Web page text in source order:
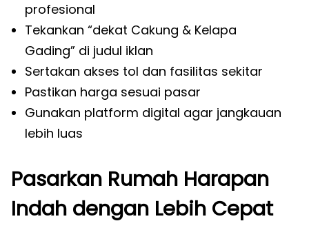
profesional
Tekankan “dekat Cakung & Kelapa
Gading” di judul iklan
Sertakan akses tol dan fasilitas sekitar
Pastikan harga sesuai pasar
Gunakan platform digital agar jangkauan
lebih luas
Pasarkan Rumah Harapan
Indah dengan Lebih Cepat